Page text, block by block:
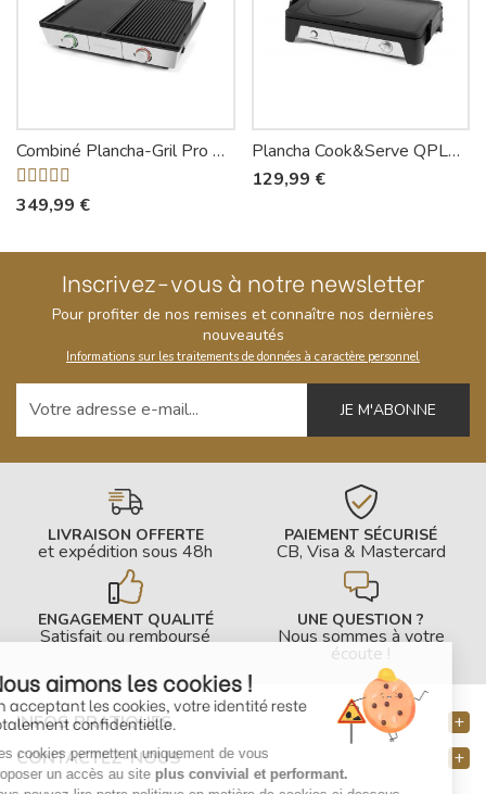
Combiné Plancha-Gril Pro QPL800 - Riviera-et-Bar
349,99 €
Plancha Cook&Serve QPL450 - Riviera-et-Bar
129,99 €
Inscrivez-vous à notre newsletter
Pour profiter de nos remises et connaître nos dernières
nouveautés
Informations sur les traitements de données à caractère personnel
LIVRAISON OFFERTE
et expédition sous 48h
PAIEMENT SÉCURISÉ
CB, Visa & Mastercard
ENGAGEMENT QUALITÉ
Satisfait ou remboursé
UNE QUESTION ?
Nous sommes à votre
écoute !
INFOS PRATIQUES
CONTACTEZ-NOUS
Nous aimons les cookies !
En acceptant les cookies, votre identité reste
totalement confidentielle.
Ces cookies permettent uniquement de vous
proposer un accès au site plus convivial et performant.